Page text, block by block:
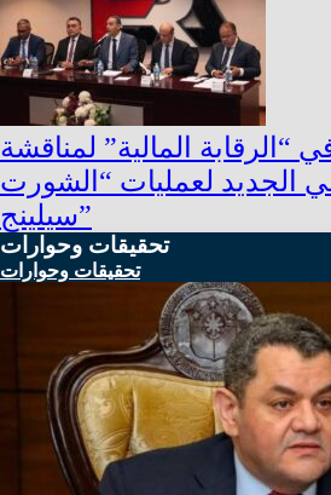
“الرقابة المالية” لمناقشة
الجديد لعمليات “الشورت
سيلينج”
تحقيقات وحوارات
تحقيقات وحوارات